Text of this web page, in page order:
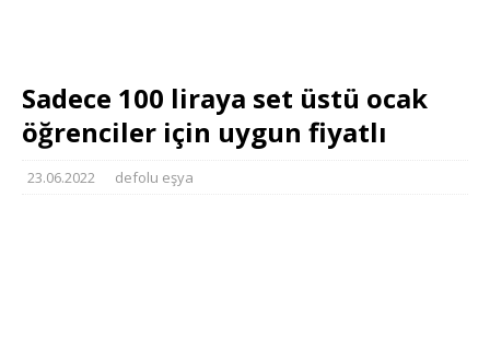
Sadece 100 liraya set üstü ocak
öğrenciler için uygun fiyatlı
23.06.2022 defolu eşya